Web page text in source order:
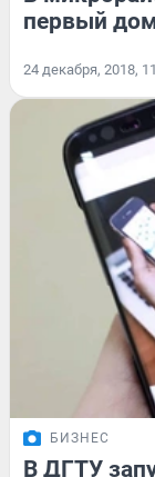
первый
24 декабря, 2018,
БИЗНЕС
В ДГТУ